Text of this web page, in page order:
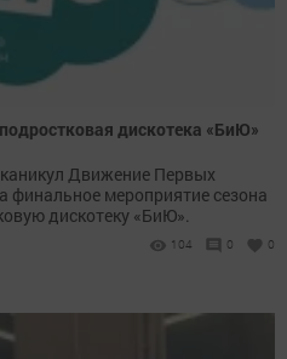
дискотека «БиЮ»
Движение Первых
финальное мероприятие сезона
дискотеку «БиЮ».
104 0 0